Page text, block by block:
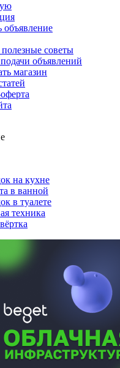
объявление
советы
объявлений
магазин
на кухне
в ванной
в туалете
техника